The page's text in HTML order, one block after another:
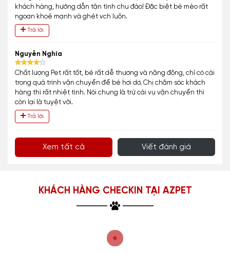
khách hàng, hướng dẫn tận tình chu đáo! Đặc biệt bé mèo rất
ngoan khoẻ mạnh và ghét vch luôn.
Trả lời
Nguyễn Nghĩa
Chất lượng Pet rất tốt, bé rất dễ thương và năng động, chỉ có cái
trong quá trình vận chuyển để bé hơi dơ. Chị chăm sóc khách
hàng thì rất nhiệt tình. Nói chung là trừ cái vụ vận chuyển thì
còn lại là tuyệt vời.
Trả lời
Xem tất cả Viết đánh giá
KHÁCH HÀNG CHECKIN TẠI AZPET